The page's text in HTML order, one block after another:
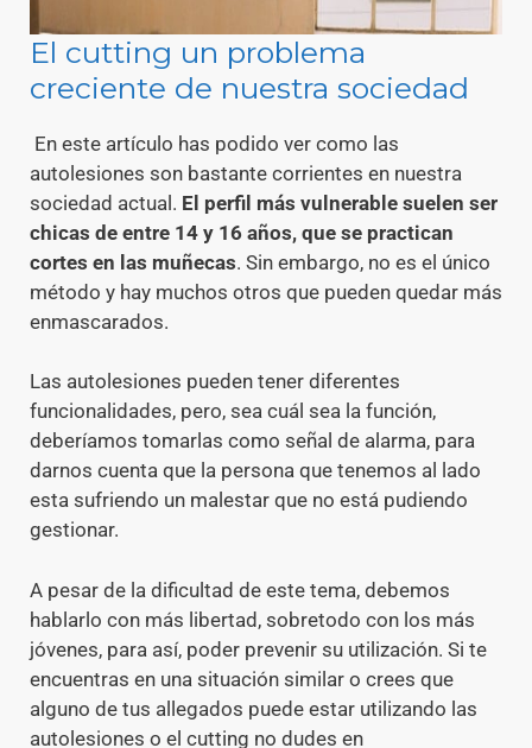
El cutting un problema
creciente de nuestra sociedad
En este artículo has podido ver como las
autolesiones son bastante corrientes en nuestra
sociedad actual. El perfil más vulnerable suelen ser
chicas de entre 14 y 16 años, que se practican
cortes en las muñecas. Sin embargo, no es el único
método y hay muchos otros que pueden quedar más
enmascarados.
Las autolesiones pueden tener diferentes
funcionalidades, pero, sea cuál sea la función,
deberíamos tomarlas como señal de alarma, para
darnos cuenta que la persona que tenemos al lado
esta sufriendo un malestar que no está pudiendo
gestionar.
A pesar de la dificultad de este tema, debemos
hablarlo con más libertad, sobretodo con los más
jóvenes, para así, poder prevenir su utilización. Si te
encuentras en una situación similar o crees que
alguno de tus allegados puede estar utilizando las
autolesiones o el cutting no dudes en